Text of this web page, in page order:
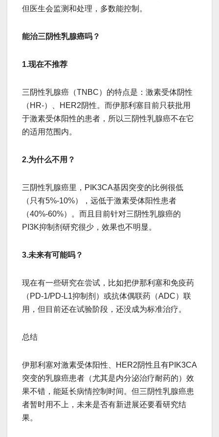
但医生会监测和处理，多数能控制。
能治三阴性乳腺癌吗？
1.现在不推荐
三阴性乳腺癌（TNBC）的特点是：激素受体阴性
（HR-）、HER2阴性。而伊那利塞目前只获批用
于激素受体阳性的患者，所以​​三阴性乳腺癌不在它
的适用范围内​​。
2.为什么不用？
三阴性乳腺癌里，PIK3CA基因突变的比例很低
（只有5%-10%），远低于激素受体阳性患者
（40%-60%）。而且目前针对三阴性乳腺癌的
PI3K抑制剂研究很少，效果也不明显。
3.未来有可能吗？
现在有一些研究在尝试，比如把伊那利塞和免疫药
（PD-1/PD-L1抑制剂）或抗体偶联药（ADC）联
用，但目前还在试验阶段，还没成为标准治疗。
总结
伊那利塞对​​激素受体阳性、HER2阴性且有PIK3CA
突变的乳腺癌患者​​（尤其是内分泌治疗耐药的）效
果不错，能延长病情控制时间。但​​三阴性乳腺癌患
者暂时用不上​​，未来是否有新进展还要看研究结
果。